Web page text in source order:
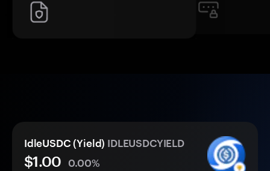
IdleUSDC (Yield) IDLEUSDCYIELD
$1.00
0.00%